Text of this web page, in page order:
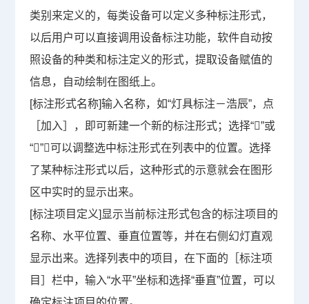
类别来定义的，每类设备可以定义多种标注形式，
以后用户可以直接调用设备标注功能，软件自动按
照设备的种类和标注定义的形式，提取设备赋值的
信息，自动绘制在图纸上。
[标注形式名称]输入名称，如“灯具标注－浩辰”，点
［加入］，即可新建一个新的标注形式；选择“”或
“”，可以调整选中标注形式在列表中的位置。选择
了某种标注形式以后，这种形式的示意就会在图形
区中实时的显示出来。
[标注项目定义] 显示当前标注形式包含的标注项目的
名称、水平位置、垂直位置等，并在右侧幻灯直观
显示出来。选择列表中的项目，在下面的［标注项
目］栏中，输入“水平”坐标和选择“垂直”位置，可以